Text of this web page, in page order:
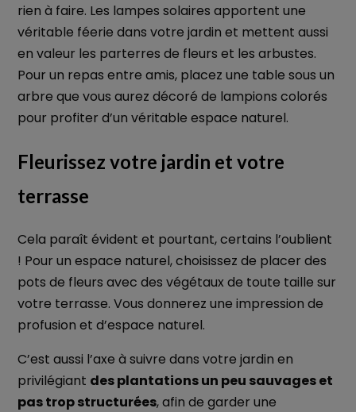
rien à faire. Les lampes solaires apportent une
véritable féerie dans votre jardin et mettent aussi
en valeur les parterres de fleurs et les arbustes.
Pour un repas entre amis, placez une table sous un
arbre que vous aurez décoré de lampions colorés
pour profiter d’un véritable espace naturel.
Fleurissez votre jardin et votre
terrasse
Cela paraît évident et pourtant, certains l’oublient
! Pour un espace naturel, choisissez de placer des
pots de fleurs avec des végétaux de toute taille sur
votre terrasse. Vous donnerez une impression de
profusion et d’espace naturel.
C’est aussi l’axe à suivre dans votre jardin en
privilégiant des plantations un peu sauvages et
pas trop structurées, afin de garder une